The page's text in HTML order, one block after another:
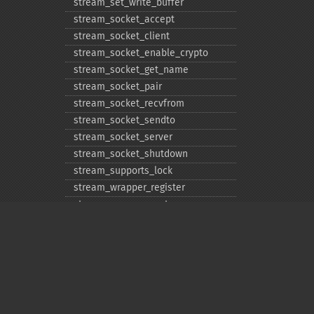
stream_​set_​write_​buffer
stream_​socket_​accept
stream_​socket_​client
stream_​socket_​enable_​crypto
stream_​socket_​get_​name
stream_​socket_​pair
stream_​socket_​recvfrom
stream_​socket_​sendto
stream_​socket_​server
stream_​socket_​shutdown
stream_​supports_​lock
stream_​wrapper_​register
stream_​wrapper_​restore